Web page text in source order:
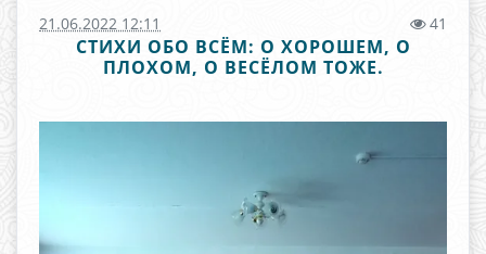
21.06.2022 12:11 41
СТИХИ ОБО ВСЁМ: О ХОРОШЕМ, О
ПЛОХОМ, О ВЕСЁЛОМ ТОЖЕ.